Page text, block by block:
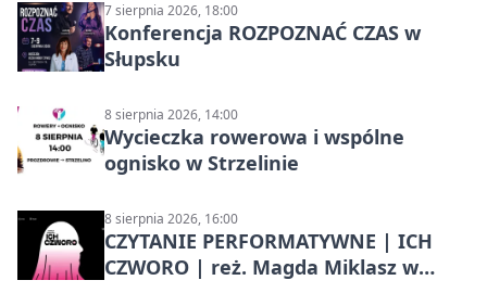
7 sierpnia 2026, 18:00
Konferencja ROZPOZNAĆ CZAS w
Słupsku
8 sierpnia 2026, 14:00
Wycieczka rowerowa i wspólne
ognisko w Strzelinie
8 sierpnia 2026, 16:00
CZYTANIE PERFORMATYWNE | ICH
CZWORO | reż. Magda Miklasz w